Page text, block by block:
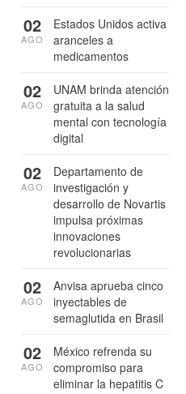
Estados Unidos activa
aranceles a
medicamentos
02
AGO
UNAM brinda atención
gratuita a la salud
mental con tecnología
digital
02
AGO
Departamento de
investigación y
desarrollo de Novartis
impulsa próximas
innovaciones
revolucionarias
02
AGO
Anvisa aprueba cinco
inyectables de
semaglutida en Brasil
02
AGO
México refrenda su
compromiso para
eliminar la hepatitis C
02
AGO